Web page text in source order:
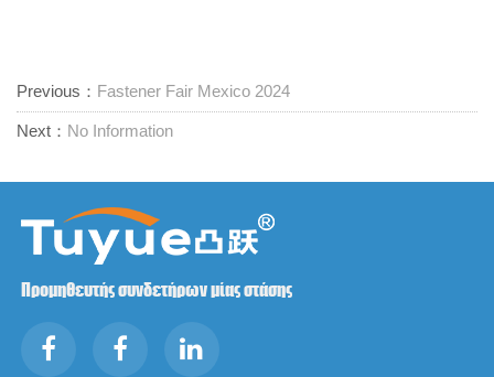
Previous： Fastener Fair Mexico 2024
Next： No Information
Προμηθευτής συνδετήρων μίας στάσης